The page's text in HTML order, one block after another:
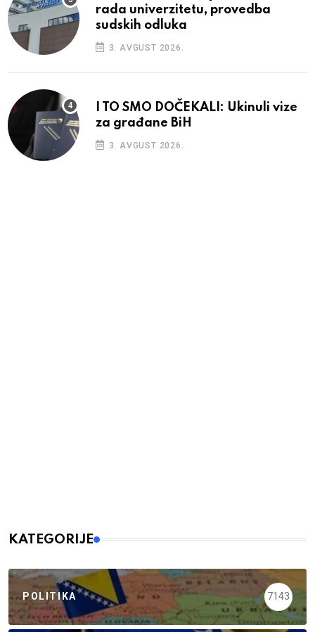
rada univerzitetu, provedba
sudskih odluka
3. AVGUST 2026.
I TO SMO DOČEKALI: Ukinuli vize
za građane BiH
3. AVGUST 2026.
KATEGORIJE
POLITIKA 7143